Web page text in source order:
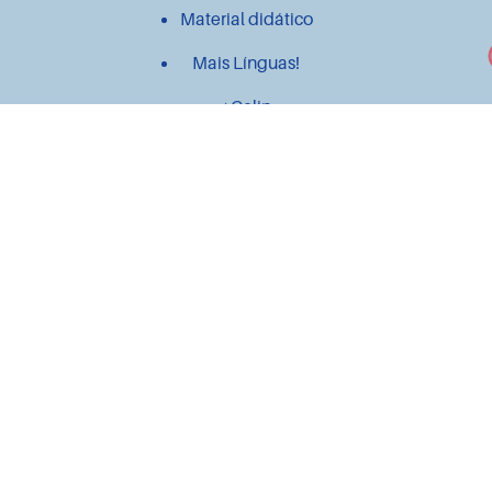
Material didático
Mais Línguas!
+Celin